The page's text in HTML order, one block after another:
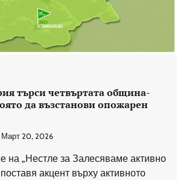
търси четвъртата община-
да възстанови опожарен
Март 20, 2026
на „Нестле за Залесяваме активно
акцент върху активното